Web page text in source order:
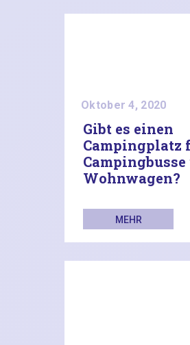
Oktober 4, 2020
Gibt es einen
Campingplatz
Campingbusse
Wohnwagen?
MEHR